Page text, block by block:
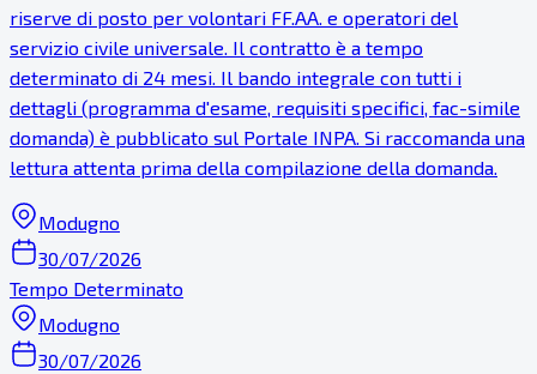
riserve di posto per volontari FF.AA. e operatori del
servizio civile universale. Il contratto è a tempo
determinato di 24 mesi. Il bando integrale con tutti i
dettagli (programma d'esame, requisiti specifici, fac-simile
domanda) è pubblicato sul Portale INPA. Si raccomanda una
lettura attenta prima della compilazione della domanda.
Modugno
30/07/2026
Tempo Determinato
Modugno
30/07/2026